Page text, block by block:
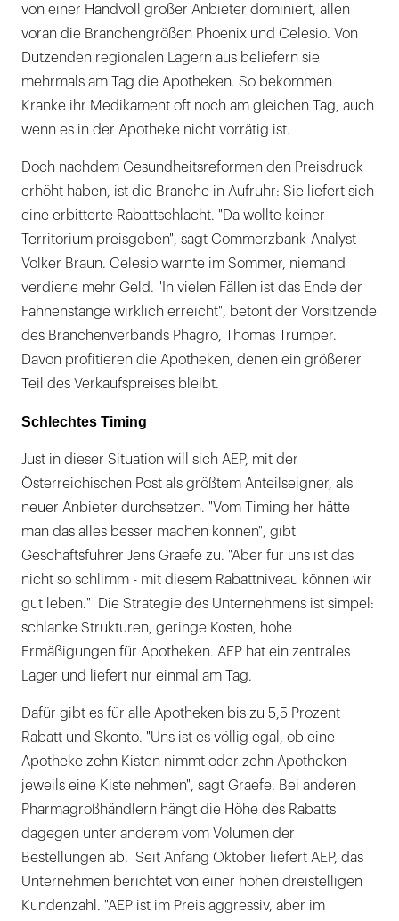
von einer Handvoll großer Anbieter dominiert, allen
voran die Branchengrößen Phoenix und Celesio. Von
Dutzenden regionalen Lagern aus beliefern sie
mehrmals am Tag die Apotheken. So bekommen
Kranke ihr Medikament oft noch am gleichen Tag, auch
wenn es in der Apotheke nicht vorrätig ist.
Doch nachdem Gesundheitsreformen den Preisdruck
erhöht haben, ist die Branche in Aufruhr: Sie liefert sich
eine erbitterte Rabattschlacht. "Da wollte keiner
Territorium preisgeben", sagt Commerzbank-Analyst
Volker Braun. Celesio warnte im Sommer, niemand
verdiene mehr Geld. "In vielen Fällen ist das Ende der
Fahnenstange wirklich erreicht", betont der Vorsitzende
des Branchenverbands Phagro, Thomas Trümper.
Davon profitieren die Apotheken, denen ein größerer
Teil des Verkaufspreises bleibt.
Schlechtes Timing
Just in dieser Situation will sich AEP, mit der
Österreichischen Post als größtem Anteilseigner, als
neuer Anbieter durchsetzen. "Vom Timing her hätte
man das alles besser machen können", gibt
Geschäftsführer Jens Graefe zu. "Aber für uns ist das
nicht so schlimm - mit diesem Rabattniveau können wir
gut leben." Die Strategie des Unternehmens ist simpel:
schlanke Strukturen, geringe Kosten, hohe
Ermäßigungen für Apotheken. AEP hat ein zentrales
Lager und liefert nur einmal am Tag.
Dafür gibt es für alle Apotheken bis zu 5,5 Prozent
Rabatt und Skonto. "Uns ist es völlig egal, ob eine
Apotheke zehn Kisten nimmt oder zehn Apotheken
jeweils eine Kiste nehmen", sagt Graefe. Bei anderen
Pharmagroßhändlern hängt die Höhe des Rabatts
dagegen unter anderem vom Volumen der
Bestellungen ab. Seit Anfang Oktober liefert AEP, das
Unternehmen berichtet von einer hohen dreistelligen
Kundenzahl. "AEP ist im Preis aggressiv, aber im